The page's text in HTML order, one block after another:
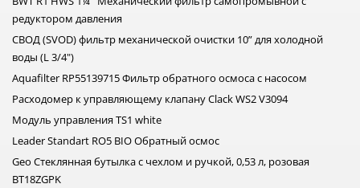
редуктором давления
СВОД (SVOD) фильтр механической очистки 10” для холодной
воды (L 3/4")
Aquafilter RP55139715 Фильтр обратного осмоса с насосом
Расходомер к управляющему клапану Clack WS2 V3094
Модуль управления TS1 white
Leader Standart RO5 BIO Обратный осмос
Geo Стеклянная бутылка с чехлом и ручкой, 0,53 л, розовая
BT18ZGPK